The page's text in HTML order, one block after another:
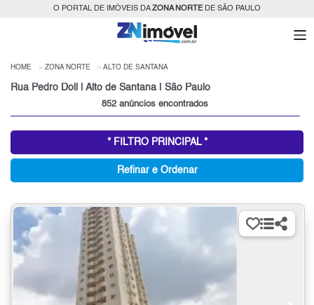
O PORTAL DE IMÓVEIS DAZONA NORTEDE SÃO PAULO
HOME ZONA NORTE ALTO DE SANTANA
Rua Pedro Doll | Alto de Santana | São Paulo
852 anúncios encontrados
* FILTRO PRINCIPAL *
Refinar e Ordenar